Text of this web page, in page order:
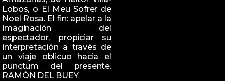
Lobos, o El Meu Sofrer de
Noel Rosa. El fin: apelar a la
imaginación del
espectador, propiciar su
interpretación a través de
un viaje oblicuo hacia el
punctum del presente.
RAMÓN DEL BUEY